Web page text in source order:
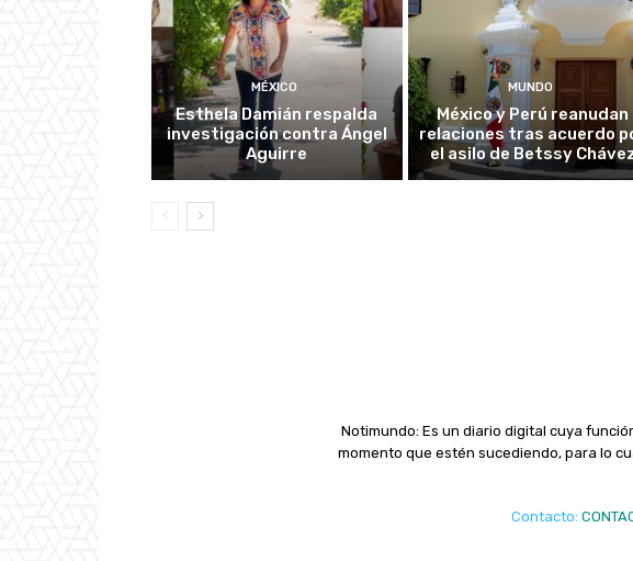
MÉXICO
Esthela Damián respalda
investigación contra Ángel
Aguirre
MUNDO
México y Perú reanudan
relaciones tras acuerdo
el asilo de Betssy
Notimundo: Es un diario digital cuya
momento que estén sucediendo, para lo
Contacto: